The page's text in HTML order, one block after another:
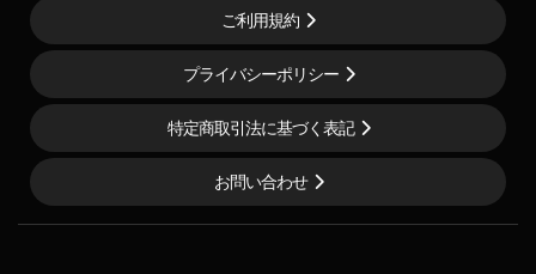
ご利用規約
プライバシーポリシー
特定商取引法に基づく表記
お問い合わせ